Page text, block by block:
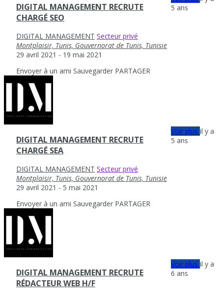
DIGITAL MANAGEMENT RECRUTE
CHARGÉ SEO
DIGITAL MANAGEMENT Secteur privé
Montplaisir, Tunis, Gouvernorat de Tunis, Tunisie
29 avril 2021 - 19 mai 2021
Envoyer à un ami Sauvegarder PARTAGER
5 ans
DIGITAL MANAGEMENT RECRUTE
CHARGÉ SEA
DIGITAL MANAGEMENT Secteur privé
Montplaisir, Tunis, Gouvernorat de Tunis, Tunisie
29 avril 2021 - 5 mai 2021
Envoyer à un ami Sauvegarder PARTAGER
Voir plusil y a
5 ans
DIGITAL MANAGEMENT RECRUTE
RÉDACTEUR WEB H/F
Voir plusil y a
6 ans